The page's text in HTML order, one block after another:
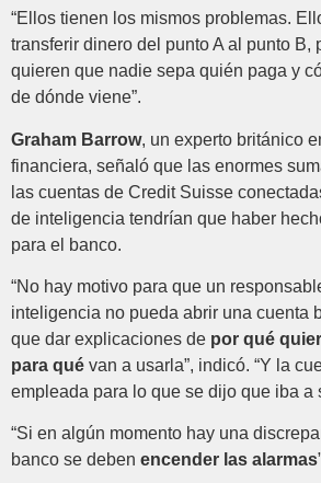
“Ellos tienen los mismos problemas.
transferir dinero del punto A al punto B,
quieren que nadie sepa quién paga y
de dónde viene”.
Graham Barrow, un experto británico
financiera, señaló que las enormes
las cuentas de Credit Suisse
de inteligencia tendrían que haber
para el banco.
“No hay motivo para que un
inteligencia no pueda abrir una cuenta
que dar explicaciones de por qué
para qué van a usarla”, indicó. “Y la
empleada para lo que se dijo que iba a
“Si en algún momento hay una
banco se deben encender las alarmas